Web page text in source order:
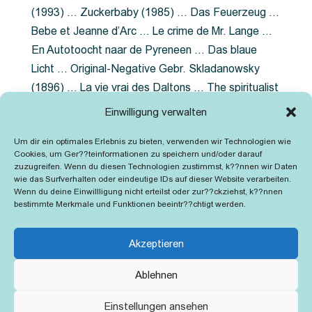
Einwilligung verwalten
Um dir ein optimales Erlebnis zu bieten, verwenden wir Technologien wie
Cookies, um Ger??teinformationen zu speichern und/oder darauf
zuzugreifen. Wenn du diesen Technologien zustimmst, k??nnen wir Daten
wie das Surfverhalten oder eindeutige IDs auf dieser Website verarbeiten.
Wenn du deine Einwillligung nicht erteilst oder zur??ckziehst, k??nnen
bestimmte Merkmale und Funktionen beeintr??chtigt werden.
Akzeptieren
Ablehnen
Einstellungen ansehen
(1993) … Zuckerbaby (1985) … Das Feuerzeug …
Bebe et Jeanne d’Arc … Le crime de Mr. Lange …
En Autotoocht naar de Pyreneen … Das blaue
Licht … Original-Negative Gebr. Skladanowsky
(1896) … La vie vrai des Daltons … The spiritualist
photographer … Feuer im Fjord … The Song of the
Grubenlampe … Tolstoy … Grün ist die Heide …
Lady Hamilton … Mütter verzaget nicht …
Ruttmann Werbefilme